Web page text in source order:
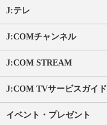
J:テレ
J:COMチャンネル
J:COM STREAM
J:COM TVサービスガイド
イベント・プレゼント